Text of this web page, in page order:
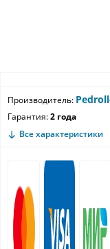
Производитель:
Гарантия:2 года
Все характеристики